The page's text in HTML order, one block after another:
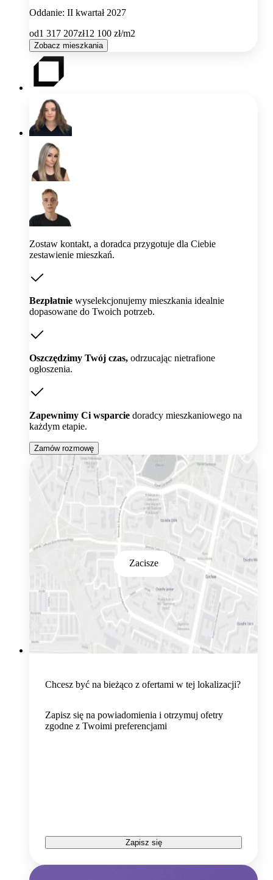
Oddanie: II kwartał 2027
od1 317 207zł12 100 zł/m2
Zobacz mieszkania
Zostaw kontakt, a doradca przygotuje dla Ciebie
zestawienie mieszkań.
Bezpłatnie wyselekcjonujemy mieszkania idealnie
dopasowane do Twoich potrzeb.
Oszczędzimy Twój czas, odrzucając nietrafione
ogłoszenia.
Zapewnimy Ci wsparcie doradcy mieszkaniowego na
każdym etapie.
Zamów rozmowę
Zacisze
Chcesz być na bieżąco z ofertami w tej lokalizacji?
Zapisz się na powiadomienia i otrzymuj ofetry
zgodne z Twoimi preferencjami
Zapisz się